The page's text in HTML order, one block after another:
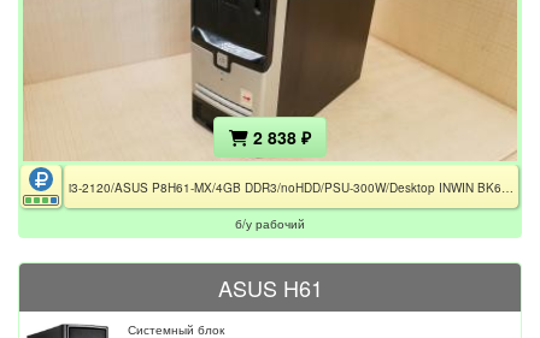
2 838 ₽
i3-2120/ASUS P8H61-MX/4GB DDR3/noHDD/PSU-300W/Desktop INWIN BK628
б/у рабочий
ASUS H61
Системный блок